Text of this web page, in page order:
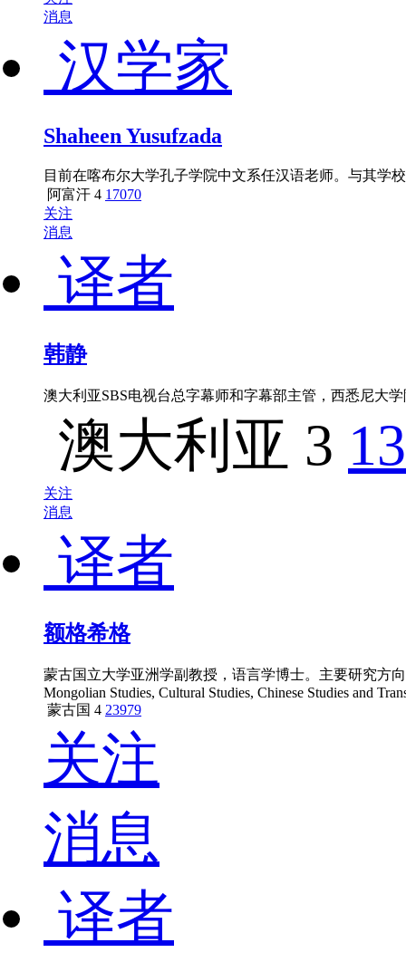
消息
汉学家
Shaheen Yusufzada
目前在喀布尔大学孔子学院中文系任汉语老师。与其学
阿富汗 4 17070
关注
消息
译者
韩静
澳大利亚SBS电视台总字幕师和字幕部主管，西悉尼大
澳大利亚 3
关注
消息
译者
额格希格
蒙古国立大学亚洲学副教授，语言学博士。主要研究方向
Mongolian Studies, Cultural Studies, Chinese Studies and
蒙古国 4 23979
关注
消息
译者